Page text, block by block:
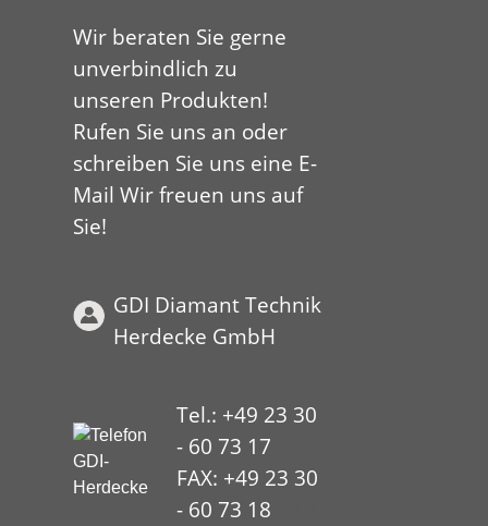
Wir beraten Sie gerne
unverbindlich zu
unseren Produkten!
Rufen Sie uns an oder
schreiben Sie uns eine E-
Mail Wir freuen uns auf
Sie!
GDI Diamant Technik
Herdecke GmbH
Tel.: +49 23 30
- 60 73 17
FAX: +49 23 30
- 60 73 18